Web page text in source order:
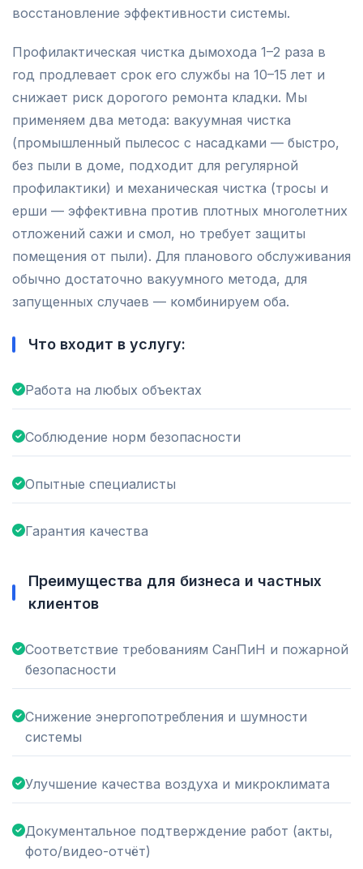
восстановление эффективности системы.
Профилактическая чистка дымохода 1–2 раза в
год продлевает срок его службы на 10–15 лет и
снижает риск дорогого ремонта кладки. Мы
применяем два метода: вакуумная чистка
(промышленный пылесос с насадками — быстро,
без пыли в доме, подходит для регулярной
профилактики) и механическая чистка (тросы и
ерши — эффективна против плотных многолетних
отложений сажи и смол, но требует защиты
помещения от пыли). Для планового обслуживания
обычно достаточно вакуумного метода, для
запущенных случаев — комбинируем оба.
Что входит в услугу:
Работа на любых объектах
Соблюдение норм безопасности
Опытные специалисты
Гарантия качества
Преимущества для бизнеса и частных
клиентов
Соответствие требованиям СанПиН и пожарной
безопасности
Снижение энергопотребления и шумности
системы
Улучшение качества воздуха и микроклимата
Документальное подтверждение работ (акты,
фото/видео-отчёт)